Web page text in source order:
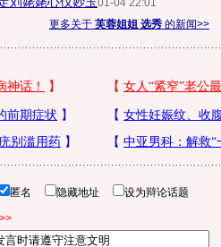
01-04 22:01
更多关于 芙蓉姐姐 选秀 的新闻>>
匿名 隐藏地址 设为辩论话题